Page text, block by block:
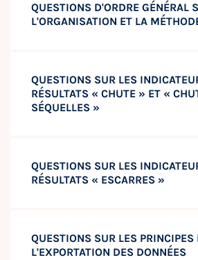
QUESTIONS D'ORDRE GÉNÉRAL
L'ORGANISATION ET LA
QUESTIONS SUR LES
RÉSULTATS « CHUTE » ET «
SÉQUELLES »
QUESTIONS SUR LES
RÉSULTATS « ESCARRES »
QUESTIONS SUR LES PRINCIPES
L'EXPORTATION DES DONNÉES